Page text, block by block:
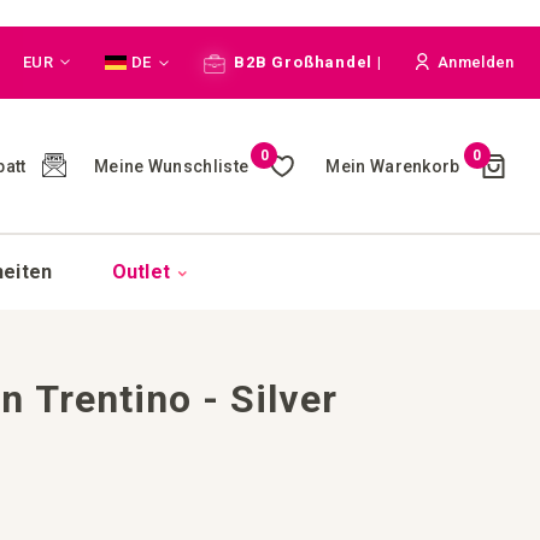
Währung
EUR Sprache
DE B2B Großhandel | Anmelden
Meine Wunschliste
0
Mein Warenkorb
0Cart
()
Outlet
Trentino - Silver